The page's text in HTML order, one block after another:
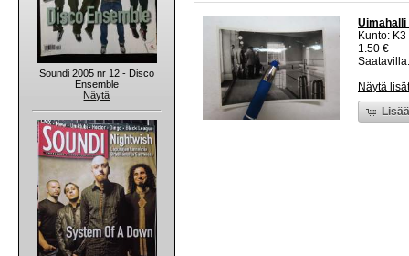
Soundi 2005 nr 12 - Disco
Ensemble
Näytä
Uimahalli
Kunto:
1.50 €
Näytä